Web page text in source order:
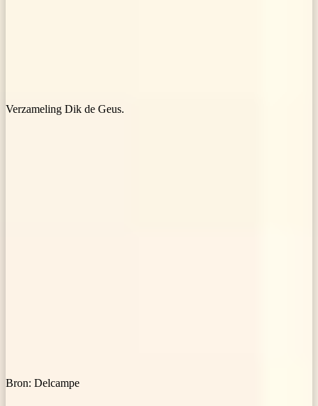
Verzameling Dik de Geus.
Bron: Delcampe